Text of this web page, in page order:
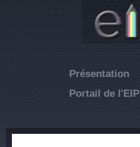
Présentation
Portail de l'EIP